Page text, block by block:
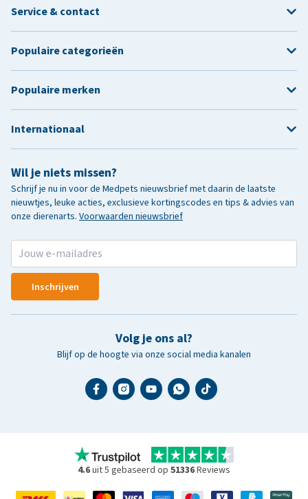
Wil je niets missen?
Schrijf je nu in voor de Medpets nieuwsbrief met daarin de laatste
nieuwtjes, leuke acties, exclusieve kortingscodes en tips & advies van
onze dierenarts. Voorwaarden nieuwsbrief
Inschrijven
Volg je ons al?
Blijf op de hoogte via onze social media kanalen
Service & contact
Populaire categorieën
Populaire merken
Internationaal
4.6uit 5 gebaseerd op 51336Reviews